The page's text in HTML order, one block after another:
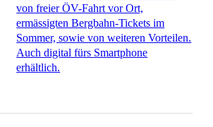
von freier ÖV-Fahrt vor Ort,
ermässigten Bergbahn-Tickets im
Sommer, sowie von weiteren Vorteilen.
Auch digital fürs Smartphone
erhältlich.